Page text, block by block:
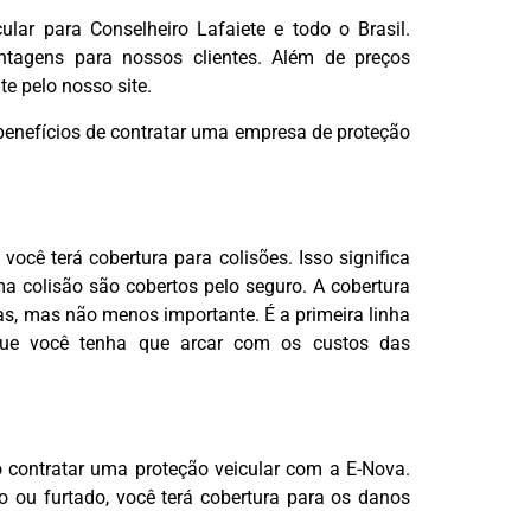
para Conselheiro Lafaiete e todo o Brasil.
para nossos clientes. Além de preços
pelo nosso site.
de contratar uma empresa de proteção
terá cobertura para colisões. Isso significa
colisão são cobertos pelo seguro. A cobertura
mas não menos importante. É a primeira linha
você tenha que arcar com os custos das
uma proteção veicular com a E-Nova.
ou furtado, você terá cobertura para os danos